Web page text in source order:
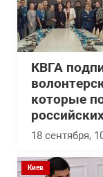
КВГА
которые
18 сентября,
Киев